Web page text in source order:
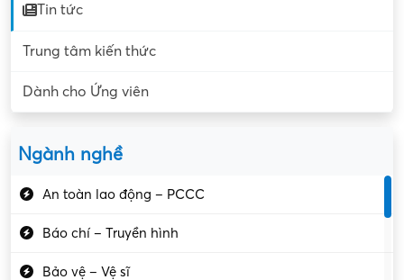
Tin tức
Trung tâm kiến thức
Dành cho Ứng viên
Ngành nghề
An toàn lao động – PCCC
Báo chí – Truyền hình
Bảo vệ – Vệ sĩ